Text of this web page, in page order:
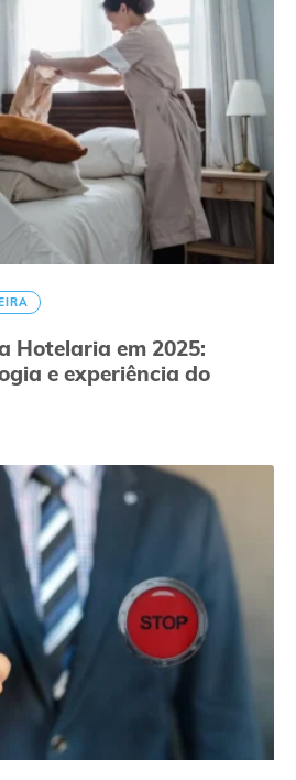
Hotelaria em 2025:
e experiência do